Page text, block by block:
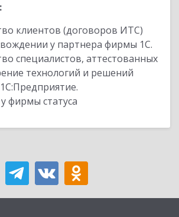
клиентов (договоров ИТС)
у партнера фирмы 1С.
специалистов, аттестованных
технологий и решений
фирмы статуса